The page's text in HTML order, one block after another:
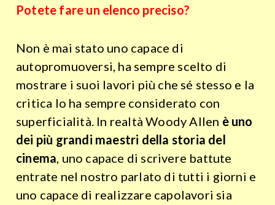
Potete fare un elenco preciso?
Non è mai stato uno capace di
autopromuoversi, ha sempre scelto di
mostrare i suoi lavori più che sé stesso e la
critica lo ha sempre considerato con
superficialità. In realtà Woody Allen è uno
dei più grandi maestri della storia del
cinema, uno capace di scrivere battute
entrate nel nostro parlato di tutti i giorni e
uno capace di realizzare capolavori sia